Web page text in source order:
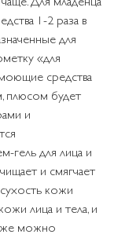
1-2 раза в
для
«для
средства
плюсом будет
и
для лица и
и смягчает
кожи
лица и тела, и
можно